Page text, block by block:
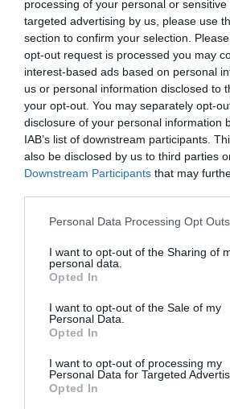
processing of your personal or
targeted advertising by us, please use
section to confirm your selection.
opt-out request is processed you may
interest-based ads based on personal
us or personal information disclosed to
your opt-out. You may separately opt-
disclosure of your personal information
IAB’s list of downstream participants.
also be disclosed by us to third parties
Downstream Participants that may
Personal Data Processing Opt Outs
I want to opt-out of the Sharing of
personal data.
Opted In
I want to opt-out of the Sale of my
Personal Data.
Opted In
I want to opt-out of processing my
Personal Data for Targeted
Opted In
Καθημερινά (εκτός Τετάρτης) 18:00
Από την Τρίτη 9 Οκτωβρίου έως
Νοεμβρίου
Εγκαίνια: Τρίτη 9 Οκτωβρίου στις
Ακολουθήστε το Culturenow.gr
μάθετε πρώτοι όλες τις ειδήσεις
Δείτε όλα τατελευταία νέαγια
Πολιτισμό στοCulturenow.gr
Νέοι Διαγωνισμοί❯
Newsletter
την Τέχνη και τον Πολιτισμό!